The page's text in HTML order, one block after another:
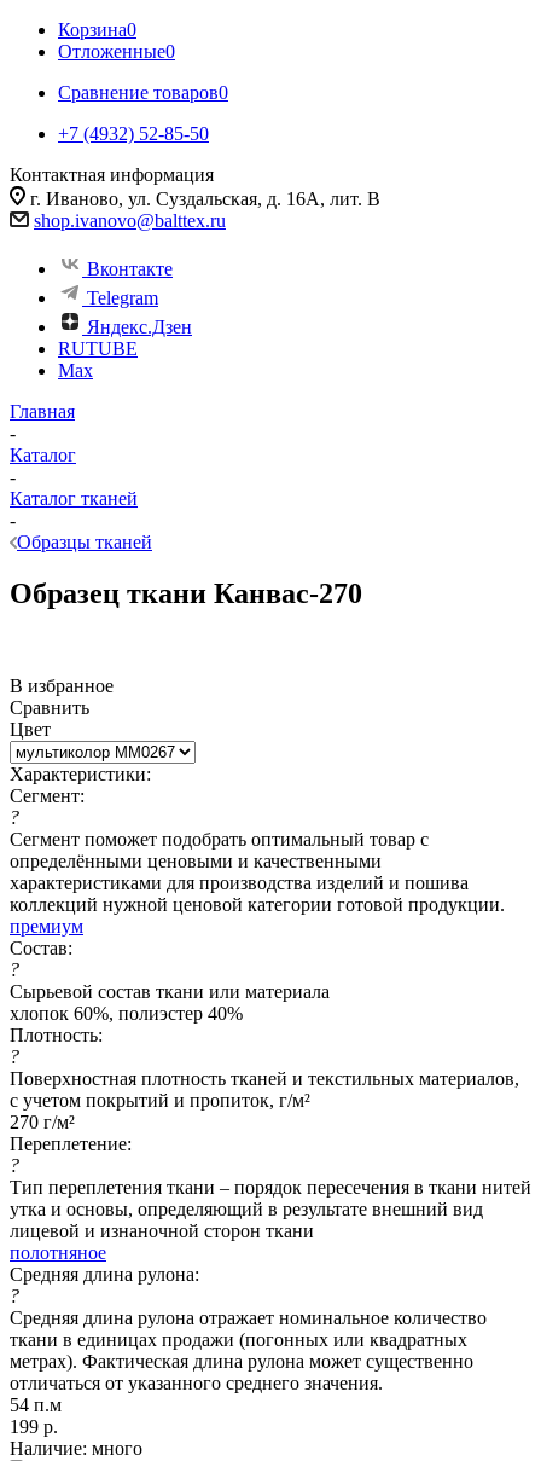
Корзина0
Отложенные0
Сравнение товаров0
+7 (4932) 52-85-50
Контактная информация
г. Иваново, ул. Суздальская, д. 16А, лит. В
shop.ivanovo@balttex.ru
Вконтакте
Telegram
Яндекс.Дзен
RUTUBE
Max
Главная
-
Каталог
-
Каталог тканей
-
Образцы тканей
Образец ткани Канвас-270
В избранное
Сравнить
Цвет
Характеристики:
Сегмент:
?
Сегмент поможет подобрать оптимальный товар с
определёнными ценовыми и качественными
характеристиками для производства изделий и пошива
коллекций нужной ценовой категории готовой продукции.
премиум
Состав:
?
Сырьевой состав ткани или материала
хлопок 60%, полиэстер 40%
Плотность:
?
Поверхностная плотность тканей и текстильных материалов,
с учетом покрытий и пропиток, г/м²
270 г/м²
Переплетение:
?
Тип переплетения ткани – порядок пересечения в ткани нитей
утка и основы, определяющий в результате внешний вид
лицевой и изнаночной сторон ткани
полотняное
Средняя длина рулона:
?
Средняя длина рулона отражает номинальное количество
ткани в единицах продажи (погонных или квадратных
метрах). Фактическая длина рулона может существенно
отличаться от указанного среднего значения.
54 п.м
199 р.
Наличие: много